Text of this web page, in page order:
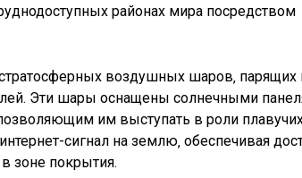
районах мира посредством
воздушных шаров‚ парящих
Эти шары оснащены солнечными
им выступать в роли
сигнал на землю‚ обеспечивая
зоне покрытия.